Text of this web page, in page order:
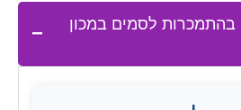
לסמים במכון